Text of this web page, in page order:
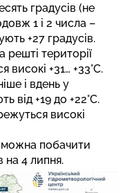
градусів (не
1 і 2 числа –
+27 градусів.
території
високі +31… +33°C.
і вдень у
від +19 до +22°C.
високі
можна побачити
на 4 липня.